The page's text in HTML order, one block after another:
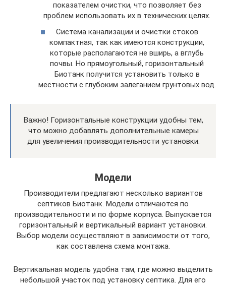
показателем очистки, что позволяет без
проблем использовать их в технических целях.
Система канализации и очистки стоков
компактная, так как имеются конструкции,
которые располагаются не вширь, а вглубь
почвы. Но прямоугольный, горизонтальный
Биотанк получится установить только в
местности с глубоким залеганием грунтовых вод.
Важно! Горизонтальные конструкции удобны тем,
что можно добавлять дополнительные камеры
для увеличения производительности установки.
Модели
Производители предлагают несколько вариантов
септиков Биотанк. Модели отличаются по
производительности и по форме корпуса. Выпускается
горизонтальный и вертикальный вариант установки.
Выбор модели осуществляют в зависимости от того,
как составлена схема монтажа.
Вертикальная модель удобна там, где можно выделить
небольшой участок под установку септика. Для его